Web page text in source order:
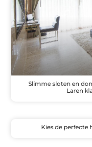
Slimme sloten en
Laren
Kies de